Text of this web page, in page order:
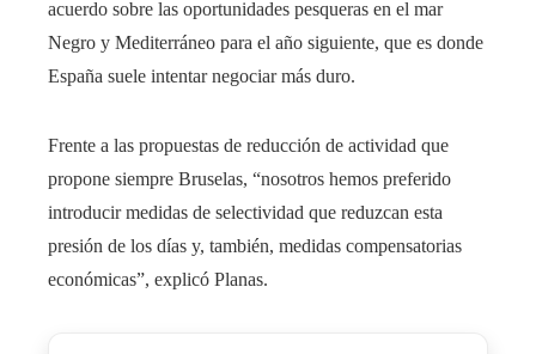
acuerdo sobre las oportunidades pesqueras en el mar
Negro y Mediterráneo para el año siguiente, que es donde
España suele intentar negociar más duro.
Frente a las propuestas de reducción de actividad que
propone siempre Bruselas, “nosotros hemos preferido
introducir medidas de selectividad que reduzcan esta
presión de los días y, también, medidas compensatorias
económicas”, explicó Planas.